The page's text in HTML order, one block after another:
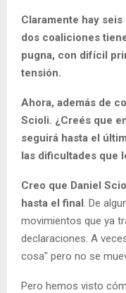
Claramente hay
dos coaliciones
pugna, con difícil
tensión.
Ahora, además de
Scioli. ¿Creés que
seguirá hasta el
las dificultades que
Creo que Daniel
hasta el final. De
movimientos que ya
declaraciones. A
cosa" pero no se
Pero hemos visto